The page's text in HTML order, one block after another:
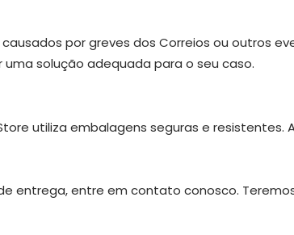
por greves dos Correios ou outros
solução adequada para o seu caso.
utiliza embalagens seguras e resistentes.
entrega, entre em contato conosco.